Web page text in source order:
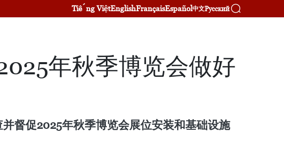
Tiếng ViệtEnglishFrançaisEspañol中文Русский
年秋季博览会做好
督促2025年秋季博览会展位安装和基础设施